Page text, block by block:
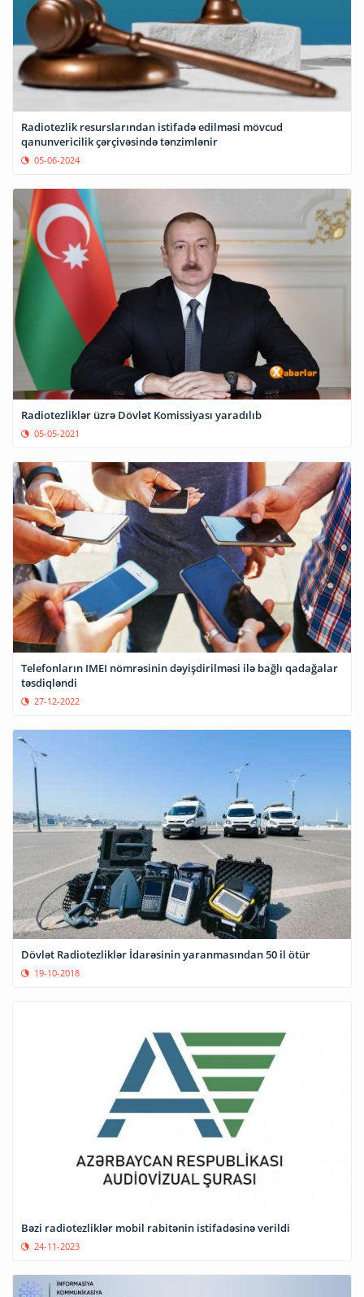
Radiotezlik resurslarından istifadə edilməsi mövcud
qanunvericilik çərçivəsində tənzimlənir
05-06-2024
Radiotezliklər üzrə Dövlət Komissiyası yaradılıb
05-05-2021
Telefonların IMEI nömrəsinin dəyişdirilməsi ilə bağlı qadağalar
təsdiqləndi
27-12-2022
Dövlət Radiotezliklər İdarəsinin yaranmasından 50 il ötür
19-10-2018
Bəzi radiotezliklər mobil rabitənin istifadəsinə verildi
24-11-2023